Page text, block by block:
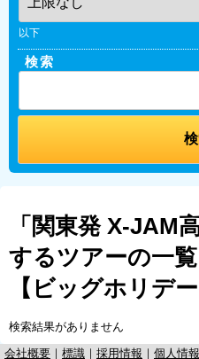
以下
検索
「関東発 X-JAM
するツアーの一
【ビッグホリデー
検索結果がありません
会社概要 ｜ 標識 ｜ 採用情報 ｜ 個人情